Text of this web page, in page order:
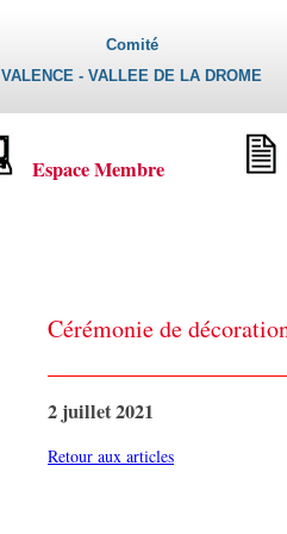
Comité
VALENCE - VALLEE DE LA DROME
Espace Membre
Cérémonie de
2 juillet 2021
Retour aux articles